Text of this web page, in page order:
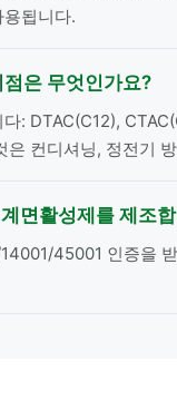
됩니다.
은 무엇인가요?
: DTAC(C12),
컨디셔닝, 정전기
면활성제를 제조
45001 인증을